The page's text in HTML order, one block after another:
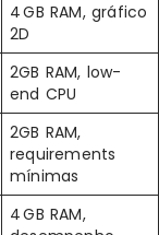
4 GB RAM, gráfico
2D
2GB RAM, low-
end CPU
2GB RAM,
requirements
mínimas
4 GB RAM,